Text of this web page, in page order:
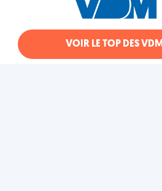
VOIR LE TOP DES VDM